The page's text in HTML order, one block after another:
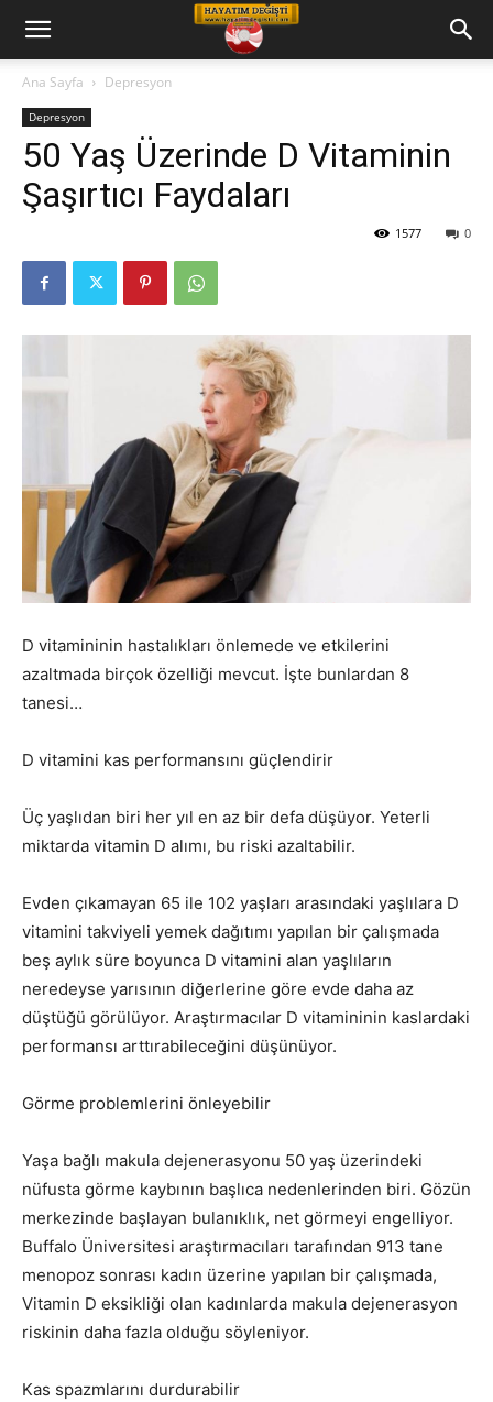
Hayatım
Değişti
Telkin
Ana Sayfa Depresyon
Depresyon
50 Yaş Üzerinde D Vitaminin
Şaşırtıcı Faydaları
0
1577
D vitamininin hastalıkları önlemede ve etkilerini
azaltmada birçok özelliği mevcut. İşte bunlardan 8
tanesi…
D vitamini kas performansını güçlendirir
Üç yaşlıdan biri her yıl en az bir defa düşüyor. Yeterli
miktarda vitamin D alımı, bu riski azaltabilir.
Evden çıkamayan 65 ile 102 yaşları arasındaki yaşlılara D
vitamini takviyeli yemek dağıtımı yapılan bir çalışmada
beş aylık süre boyunca D vitamini alan yaşlıların
neredeyse yarısının diğerlerine göre evde daha az
düştüğü görülüyor. Araştırmacılar D vitamininin kaslardaki
performansı arttırabileceğini düşünüyor.
Görme problemlerini önleyebilir
Yaşa bağlı makula dejenerasyonu 50 yaş üzerindeki
nüfusta görme kaybının başlıca nedenlerinden biri. Gözün
merkezinde başlayan bulanıklık, net görmeyi engelliyor.
Buffalo Üniversitesi araştırmacıları tarafından 913 tane
menopoz sonrası kadın üzerine yapılan bir çalışmada,
Vitamin D eksikliği olan kadınlarda makula dejenerasyon
riskinin daha fazla olduğu söyleniyor.
Kas spazmlarını durdurabilir